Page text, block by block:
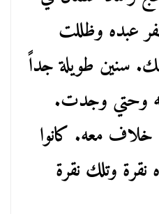
عبده وظللت
سنين طويلة جداً
وحتي وجدت.
خلاف معه. كانوا
وتلك نقرة